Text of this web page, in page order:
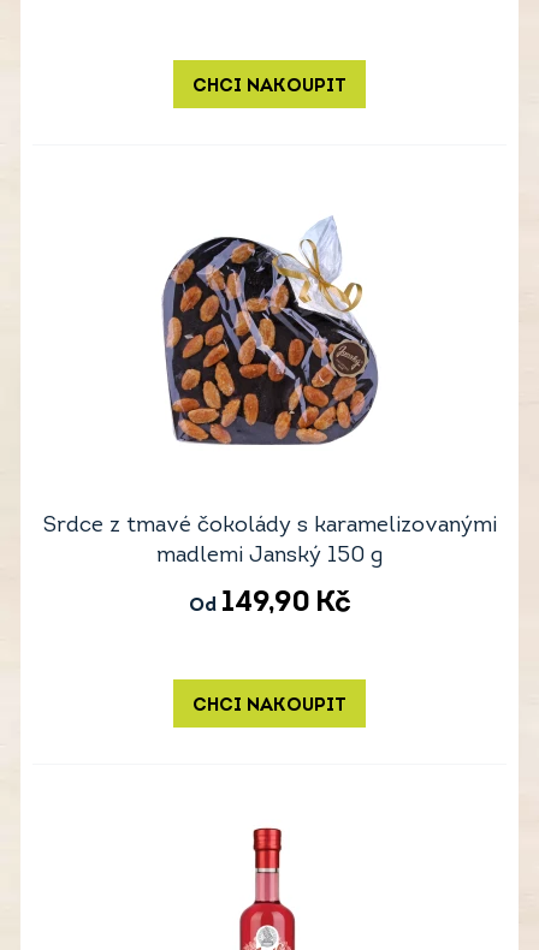
CHCI NAKOUPIT
Srdce z tmavé čokolády s karamelizovanými
madlemi Janský 150 g
Od 149,90 Kč
CHCI NAKOUPIT